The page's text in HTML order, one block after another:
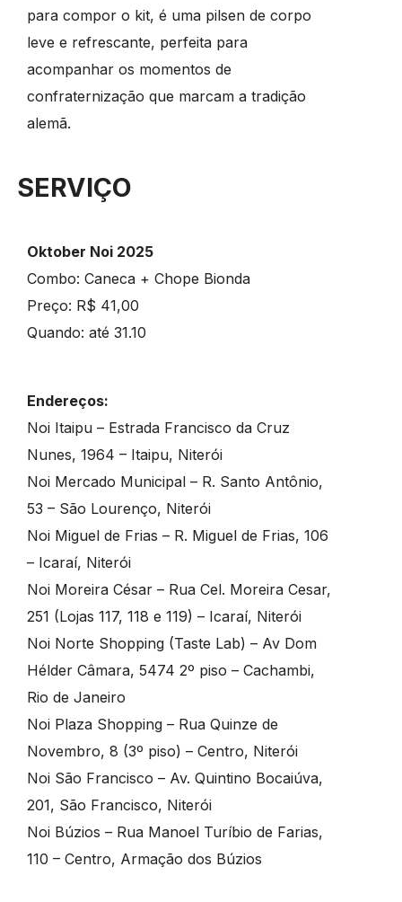
para compor o kit, é uma pilsen de corpo
leve e refrescante, perfeita para
acompanhar os momentos de
confraternização que marcam a tradição
alemã.
SERVIÇO
Oktober Noi 2025
Combo: Caneca + Chope Bionda
Preço: R$ 41,00
Quando: até 31.10
Endereços:
Noi Itaipu – Estrada Francisco da Cruz
Nunes, 1964 – Itaipu, Niterói
Noi Mercado Municipal – R. Santo Antônio,
53 – São Lourenço, Niterói
Noi Miguel de Frias – R. Miguel de Frias, 106
– Icaraí, Niterói
Noi Moreira César – Rua Cel. Moreira Cesar,
251 (Lojas 117, 118 e 119) – Icaraí, Niterói
Noi Norte Shopping (Taste Lab) – Av Dom
Hélder Câmara, 5474 2º piso – Cachambi,
Rio de Janeiro
Noi Plaza Shopping – Rua Quinze de
Novembro, 8 (3º piso) – Centro, Niterói
Noi São Francisco – Av. Quintino Bocaiúva,
201, São Francisco, Niterói
Noi Búzios – Rua Manoel Turíbio de Farias,
110 – Centro, Armação dos Búzios